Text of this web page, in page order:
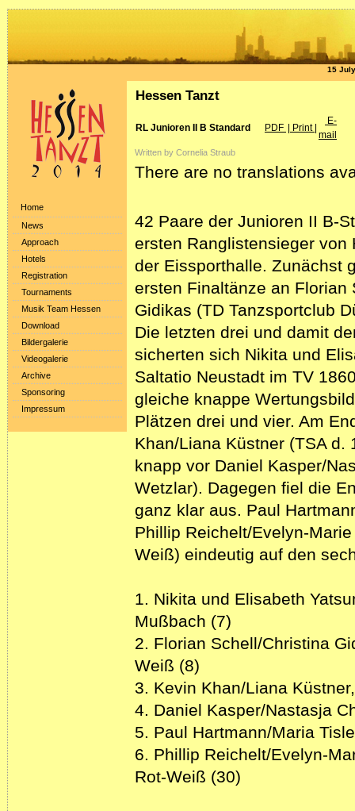
15
Home
News
Approach
Hotels
Registration
Tournaments
Musik Team Hessen
Download
Bildergalerie
Videogalerie
Archive
Sponsoring
Impressum
Hessen Tanzt
RL Junioren II B Standard PDF | Print |
E-
mail
Written by Cornelia Straub
There are no translations
42 Paare der Junioren II B-
ersten Ranglistensieger von
der Eissporthalle. Zunächst
ersten Finaltänze an Florian
Gidikas (TD Tanzsportclub
Die letzten drei und damit
sicherten sich Nikita und
Saltatio Neustadt im TV
gleiche knappe
Plätzen drei und vier. Am
Khan/Liana Küstner (TSA d.
knapp vor Daniel Kasper/
Wetzlar). Dagegen fiel die
ganz klar aus. Paul
Phillip Reichelt/Evelyn-
Weiß) eindeutig auf den
1. Nikita und Elisabeth
Mußbach (7)
2. Florian Schell/Christina
Weiß (8)
3. Kevin Khan/Liana
4. Daniel Kasper/Nastasja
5. Paul Hartmann/Maria
6. Phillip Reichelt/Evelyn-
Rot-Weiß (30)